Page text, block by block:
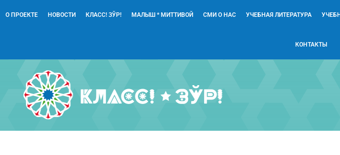
О ПРОЕКТЕ НОВОСТИ КЛАСС! ЗЎР! МАЛЫШ * МИТТИВОЙ СМИ О НАС УЧЕБНАЯ ЛИТЕРАТУРА
КОНТАКТЫ